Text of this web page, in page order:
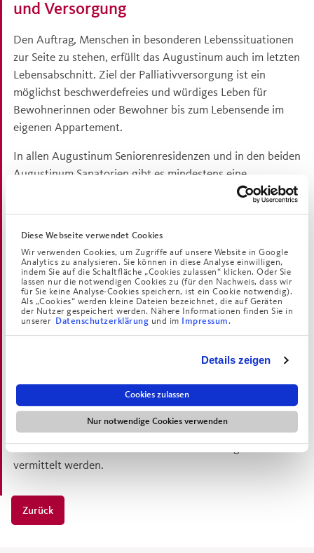
Diese Webseite verwendet Cookies
Wir verwenden Cookies, um Zugriffe auf unsere Website in Google
Analytics zu analysieren. Sie können in diese Analyse einwilligen,
indem Sie auf die Schaltfläche „Cookies zulassen“ klicken. Oder Sie
lassen nur die notwendigen Cookies zu (für den Nachweis, dass wir
für Sie keine Analyse-Cookies speichern, ist ein Cookie notwendig).
Als „Cookies“ werden kleine Dateien bezeichnet, die auf Geräten
der Nutzer gespeichert werden. Nähere Informationen finden Sie in
unserer Datenschutzerklärung und im Impressum.
Details zeigen
Cookies zulassen
Nur notwendige Cookies verwenden
und Versorgung
Den Auftrag, Menschen in besonderen Lebenssituationen
zur Seite zu stehen, erfüllt das Augustinum auch im letzten
Lebensabschnitt. Ziel der Palliativversorgung ist ein
möglichst beschwerdefreies und würdiges Leben für
Bewohnerinnen oder Bewohner bis zum Lebensende im
eigenen Appartement.
In allen Augustinum Seniorenresidenzen und in den beiden
Augustinum Sanatorien gibt es mindestens eine
zertifizierte Pflegefachkraft mit einer umfassenden
Ausbildung im Bereich Palliative Care. Außerdem gibt es an
Ansprechpartner*in für Bewohnerinnen und Bewohner,
Zugehörige sowie Mitarbeiter*innen. Die Palliative Care-
Beauftragten beraten, begleiten und organisieren die
Versorgung der Bewohnerinnen und Bewohner individuell
und professionell. Dabei werden alle Abteilungen im Haus
einbezogen, von der Küche bis zum Pflegedienst. Falls
Die Konzeptentwicklung Palliative Care im Augustinum
wurde vom Anfang an wissenschaftlich begleitet und wird
stetig neuen Entwicklungen angepasst, die den
Mitarbeiterinnen und Mitarbeitern für ihre tägliche Arbeit
vermittelt werden.
Zurück